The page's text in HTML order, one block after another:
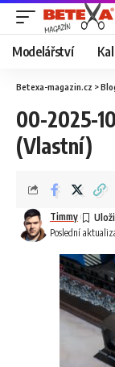
Modelářství
Betexa-magazin.cz >
00-2025-
(Vlastní)
Poslední
Timmy